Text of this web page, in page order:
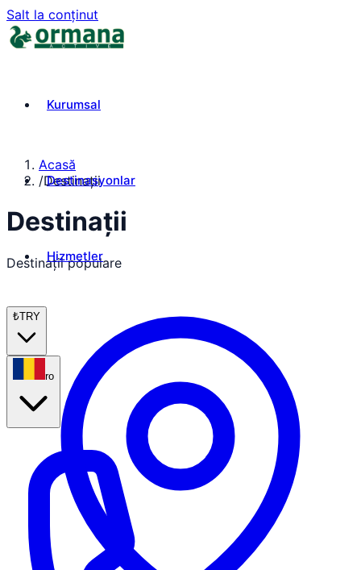
Salt la conținut
Kurumsal
Destinasyonlar
Hizmetler
₺TRY
ro
Acasă
/Destinații
Destinații
Destinații populare